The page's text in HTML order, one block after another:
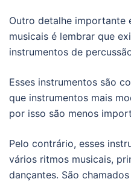
Outro detalhe importante
musicais é lembrar que
instrumentos de
Esses instrumentos são
que instrumentos mais
por isso são menos
Pelo contrário, esses
vários ritmos musicais,
dançantes. São